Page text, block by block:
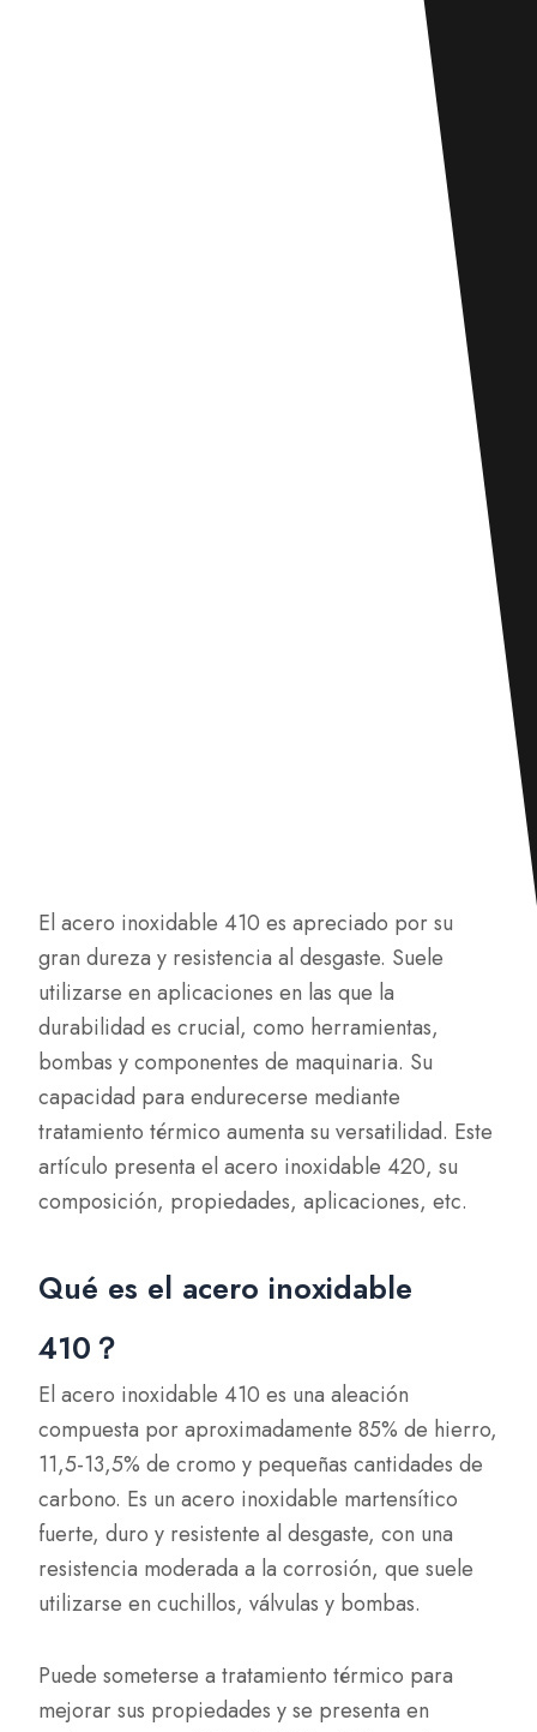
El acero inoxidable 410 es apreciado por su
gran dureza y resistencia al desgaste. Suele
utilizarse en aplicaciones en las que la
durabilidad es crucial, como herramientas,
bombas y componentes de maquinaria. Su
capacidad para endurecerse mediante
tratamiento térmico aumenta su versatilidad. Este
artículo presenta el acero inoxidable 420, su
composición, propiedades, aplicaciones, etc.
Qué es el acero inoxidable
410？
El acero inoxidable 410 es una aleación
compuesta por aproximadamente 85% de hierro,
11,5-13,5% de cromo y pequeñas cantidades de
carbono. Es un acero inoxidable martensítico
fuerte, duro y resistente al desgaste, con una
resistencia moderada a la corrosión, que suele
utilizarse en cuchillos, válvulas y bombas.
Puede someterse a tratamiento térmico para
mejorar sus propiedades y se presenta en